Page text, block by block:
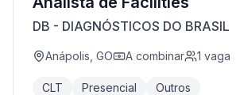
DB - DIAGNÓSTICOS DO BRASIL
Anápolis, GO A combinar 1 vaga
CLT Presencial Outros